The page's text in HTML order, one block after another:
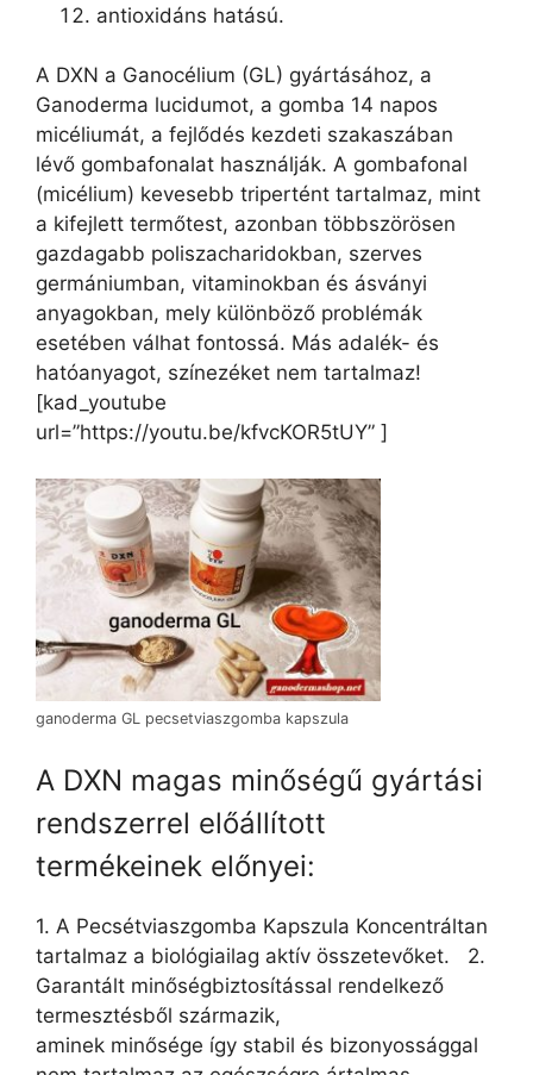
antioxidáns hatású.
A DXN a Ganocélium (GL) gyártásához, a
Ganoderma lucidumot, a gomba 14 napos
micéliumát, a fejlődés kezdeti szakaszában
lévő gombafonalat használják. A gombafonal
(micélium) kevesebb tripertént tartalmaz, mint
a kifejlett termőtest, azonban többszörösen
gazdagabb poliszacharidokban, szerves
germániumban, vitaminokban és ásványi
anyagokban, mely különböző problémák
esetében válhat fontossá. Más adalék- és
hatóanyagot, színezéket nem tartalmaz!
[kad_youtube
url=”https://youtu.be/kfvcKOR5tUY” ]
ganoderma GL pecsetviaszgomba kapszula
A DXN magas minőségű gyártási
rendszerrel előállított
termékeinek előnyei:
1. A Pecsétviaszgomba Kapszula Koncentráltan
tartalmaz a biológiailag aktív összetevőket. 2.
Garantált minőségbiztosítással rendelkező
termesztésből származik,
aminek minősége így stabil és bizonyossággal